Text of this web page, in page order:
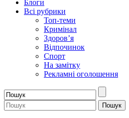
Блоги
Всі рубрики
Топ-теми
Кримінал
Здоров’я
Відпочинок
Спорт
На замітку
Рекламні оголошення